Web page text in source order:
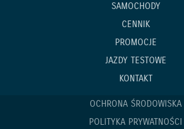
SAMOCHODY
CENNIK
PROMOCJE
JAZDY TESTOWE
KONTAKT
OCHRONA ŚRODOWISKA
POLITYKA PRYWATNOŚCI